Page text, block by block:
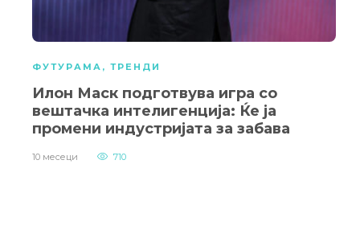
ФУТУРАМА , ТРЕНДИ
Илон Маск подготвува игра со
вештачка интелигенција: Ќе ја
промени индустријата за забава
10 месеци 710